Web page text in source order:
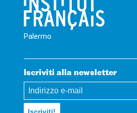
Palermo
Iscriviti alla newsletter